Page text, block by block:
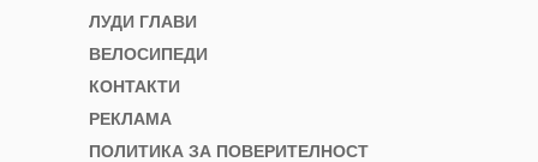
ЛУДИ ГЛАВИ
ВЕЛОСИПЕДИ
КОНТАКТИ
РЕКЛАМА
ПОЛИТИКА ЗА ПОВЕРИТЕЛНОСТ